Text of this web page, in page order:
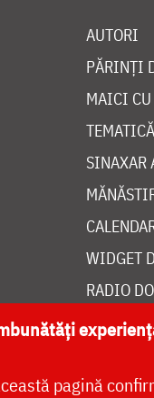
AUTORI
PĂRINȚI
MAICI CU
TEMATICĂ
SINAXAR
WIDGET
RADIO
pagină